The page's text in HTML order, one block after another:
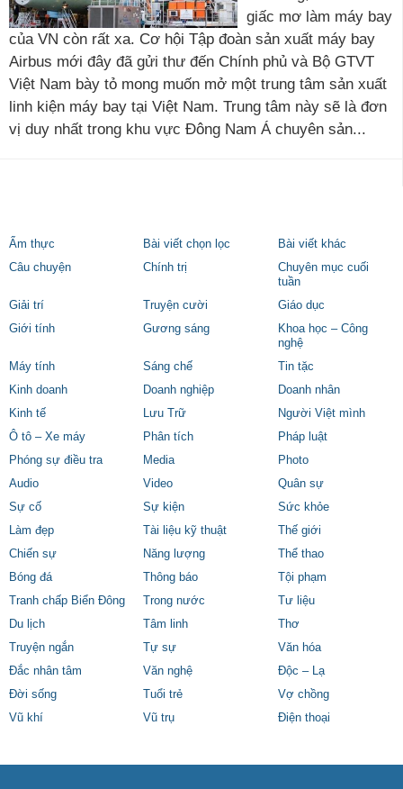
giấc mơ làm máy bay
của VN còn rất xa. Cơ hội Tập đoàn sản xuất máy bay
Airbus mới đây đã gửi thư đến Chính phủ và Bộ GTVT
Việt Nam bày tỏ mong muốn mở một trung tâm sản xuất
linh kiện máy bay tại Việt Nam. Trung tâm này sẽ là đơn
vị duy nhất trong khu vực Đông Nam Á chuyên sản...
Ẩm thực Bài viết chọn lọc
Bài viết khác
Câu chuyện
Chính trị
Chuyên mục cuối
tuần
Giải trí
Truyện cười
Giáo dục
Giới tính
Gương sáng
Khoa học – Công
nghệ
Máy tính
Sáng chế
Tin tặc
Kinh doanh
Doanh nghiệp
Doanh nhân
Kinh tế
Lưu Trữ
Người Việt mình
Ô tô – Xe máy
Phân tích
Pháp luật
Phóng sự điều tra
Media
Photo
Audio
Video
Quân sự
Sự cố
Sự kiện
Sức khỏe
Làm đẹp
Tài liệu kỹ thuật
Thế giới
Chiến sự
Năng lượng
Thể thao
Bóng đá
Thông báo
Tội phạm
Tranh chấp Biển Đông
Trong nước
Tư liệu
Du lịch
Tâm linh
Thơ
Truyện ngắn
Tự sự
Văn hóa
Đắc nhân tâm
Văn nghệ
Độc – Lạ
Đời sống
Tuổi trẻ
Vợ chồng
Vũ khí
Vũ trụ Điện thoại